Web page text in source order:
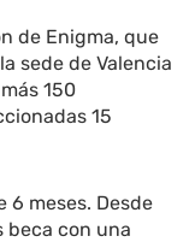
de Enigma, que
sede de Valencia
150
15
6 meses. Desde
beca con una